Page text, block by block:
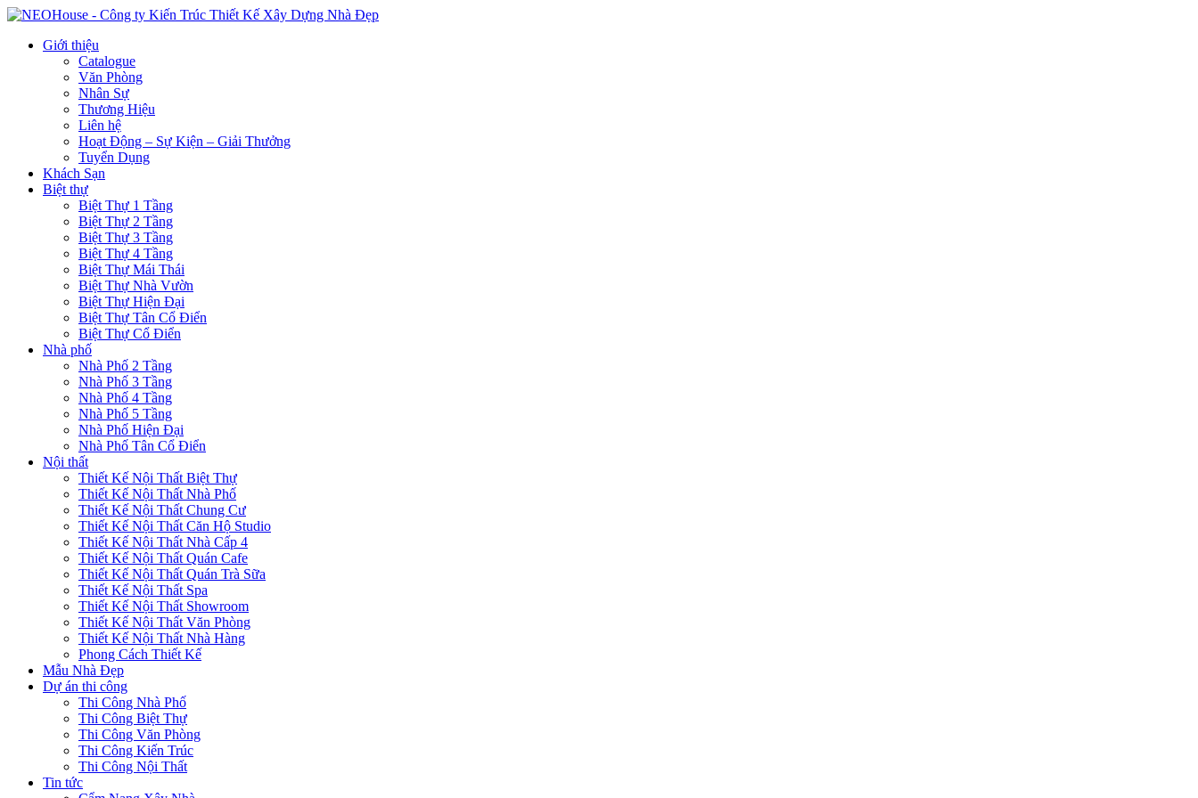
Giới thiệu
Catalogue
Văn Phòng
Nhân Sự
Thương Hiệu
Liên hệ
Hoạt Động – Sự Kiện – Giải Thưởng
Tuyển Dụng
Khách Sạn
Biệt thự
Biệt Thự 1 Tầng
Biệt Thự 2 Tầng
Biệt Thự 3 Tầng
Biệt Thự 4 Tầng
Biệt Thự Mái Thái
Biệt Thự Nhà Vườn
Biệt Thự Hiện Đại
Biệt Thự Tân Cổ Điển
Biệt Thự Cổ Điển
Nhà phố
Nhà Phố 2 Tầng
Nhà Phố 3 Tầng
Nhà Phố 4 Tầng
Nhà Phố 5 Tầng
Nhà Phố Hiện Đại
Nhà Phố Tân Cổ Điển
Nội thất
Thiết Kế Nội Thất Biệt Thự
Thiết Kế Nội Thất Nhà Phố
Thiết Kế Nội Thất Chung Cư
Thiết Kế Nội Thất Căn Hộ Studio
Thiết Kế Nội Thất Nhà Cấp 4
Thiết Kế Nội Thất Quán Cafe
Thiết Kế Nội Thất Quán Trà Sữa
Thiết Kế Nội Thất Spa
Thiết Kế Nội Thất Showroom
Thiết Kế Nội Thất Văn Phòng
Thiết Kế Nội Thất Nhà Hàng
Phong Cách Thiết Kế
Mẫu Nhà Đẹp
Dự án thi công
Thi Công Nhà Phố
Thi Công Biệt Thự
Thi Công Văn Phòng
Thi Công Kiến Trúc
Thi Công Nội Thất
Tin tức